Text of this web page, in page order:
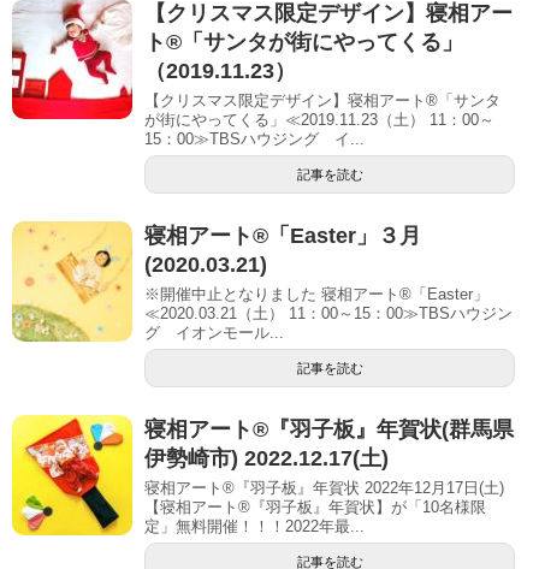
【クリスマス限定デザイン】寝相アー
ト®「サンタが街にやってくる」
（2019.11.23）
【クリスマス限定デザイン】寝相アート®「サンタ
が街にやってくる」≪2019.11.23（土） 11：00～
15：00≫TBSハウジング イ...
記事を読む
寝相アート®「Easter」３月
(2020.03.21)
※開催中止となりました 寝相アート®「Easter」
≪2020.03.21（土） 11：00～15：00≫TBSハウジン
グ イオンモール...
記事を読む
寝相アート®︎『羽子板』年賀状(群馬県
伊勢崎市) 2022.12.17(土)
寝相アート®『羽子板』年賀状 2022年12月17日(土)
【寝相アート®︎『羽子板』年賀状】が「10名様限
定」無料開催！！！2022年最...
記事を読む